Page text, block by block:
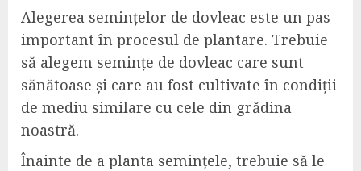
Alegerea semințelor de dovleac este un pas
important în procesul de plantare. Trebuie
să alegem semințe de dovleac care sunt
sănătoase și care au fost cultivate în condiții
de mediu similare cu cele din grădina
noastră.
Înainte de a planta semințele, trebuie să le